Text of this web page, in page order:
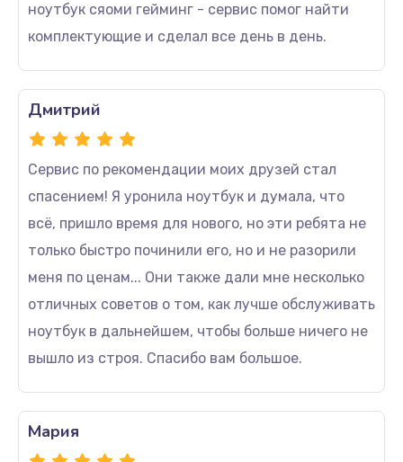
ноутбук сяоми гейминг - сервис помог найти
комплектующие и сделал все день в день.
Сервис по рекомендации моих друзей стал
спасением! Я уронила ноутбук и думала, что
всё, пришло время для нового, но эти ребята не
только быстро починили его, но и не разорили
меня по ценам... Они также дали мне несколько
отличных советов о том, как лучше обслуживать
ноутбук в дальнейшем, чтобы больше ничего не
вышло из строя. Спасибо вам большое.
Дмитрий
Мария